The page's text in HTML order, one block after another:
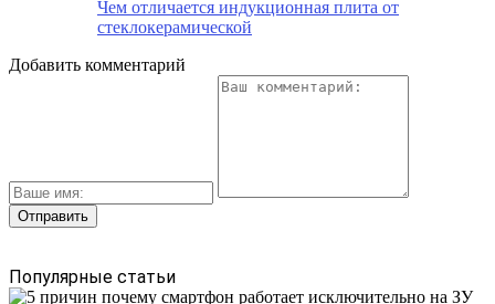
Чем отличается индукционная плита от
стеклокерамической
Добавить комментарий
Популярные статьи